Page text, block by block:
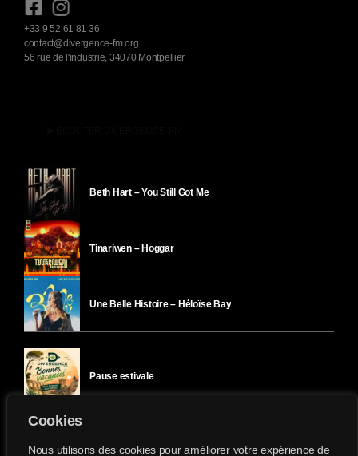
Cookies
Nous utilisons des cookies pour améliorer votre expérience de
+33 9 52 61 81 36
contact@divergence-fm.org
56 rue de l'industrie, 34070 Montpellier
Beth Hart – You Still Got Me
Tinariwen – Hoggar
Une Belle Histoire – Héloïse Bay
Pause estivale